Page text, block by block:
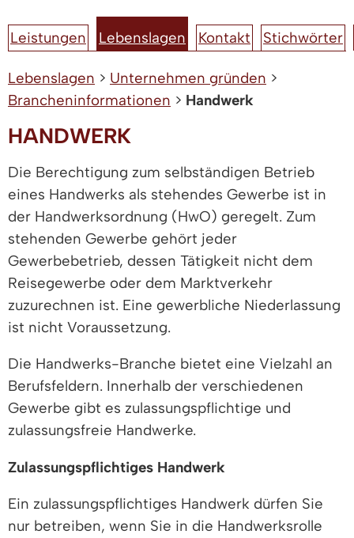
Leistungen Lebenslagen Kontakt Stichwörter
Lebenslagen > Unternehmen gründen >
Brancheninformationen > Handwerk
HANDWERK
Die Berechtigung zum selbständigen Betrieb
eines Handwerks als stehendes Gewerbe ist in
der Handwerksordnung (HwO) geregelt. Zum
stehenden Gewerbe gehört jeder
Gewerbebetrieb, dessen Tätigkeit nicht dem
Reisegewerbe oder dem Marktverkehr
zuzurechnen ist. Eine gewerbliche Niederlassung
ist nicht Voraussetzung.
Die Handwerks-Branche bietet eine Vielzahl an
Berufsfeldern. Innerhalb der verschiedenen
Gewerbe gibt es zulassungspflichtige und
zulassungsfreie Handwerke.
Zulassungspflichtiges Handwerk
Ein zulassungspflichtiges Handwerk dürfen Sie
nur betreiben, wenn Sie in die Handwerksrolle